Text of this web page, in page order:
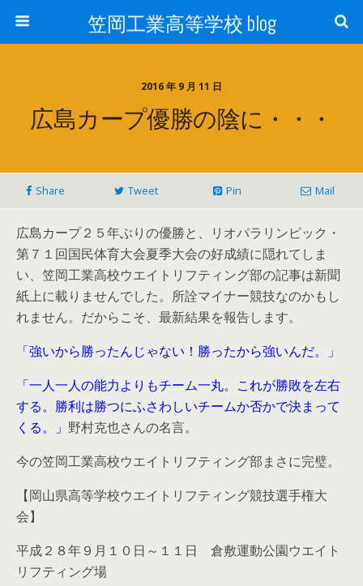
笠岡工業高等学校 blog
2016 年 9 月 11 日
広島カープ優勝の陰に・・・
Share Tweet Pin Mail
広島カープ２５年ぶりの優勝と、リオパラリンピック・
第７１回国民体育大会夏季大会の好成績に隠れてしま
い、笠岡工業高校ウエイトリフティング部の記事は新聞
紙上に載りませんでした。所詮マイナー競技なのかもし
れません。だからこそ、最新結果を報告します。
「強いから勝ったんじゃない！勝ったから強いんだ。」
「一人一人の能力よりもチーム一丸。これが勝敗を左右
する。勝利は勝つにふさわしいチームか否かで決まって
くる。」 野村克也さんの名言。
今の笠岡工業高校ウエイトリフティング部まさに完璧。
【岡山県高等学校ウエイトリフティング競技選手権大
会】
平成２８年９月１０日～１１日 倉敷運動公園ウエイト
リフティング場